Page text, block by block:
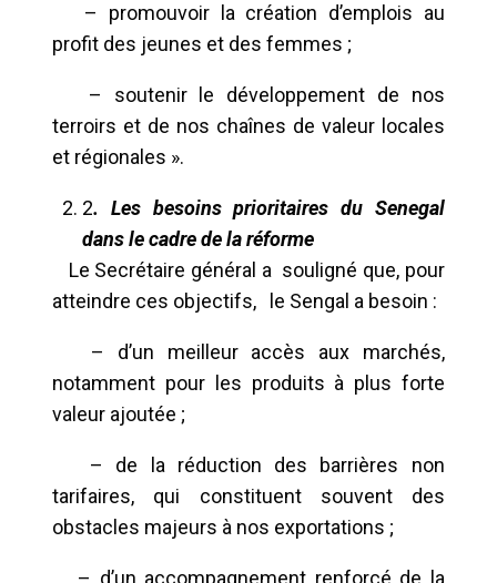
– promouvoir la création d’emplois au
profit des jeunes et des femmes ;
– soutenir le développement de nos
terroirs et de nos chaînes de valeur locales
et régionales ».
2. Les besoins prioritaires du Senegal
dans le cadre de la réforme
Le Secrétaire général a souligné que, pour
atteindre ces objectifs, le Sengal a besoin :
– d’un meilleur accès aux marchés,
notamment pour les produits à plus forte
valeur ajoutée ;
– de la réduction des barrières non
tarifaires, qui constituent souvent des
obstacles majeurs à nos exportations ;
– d’un accompagnement renforcé de la